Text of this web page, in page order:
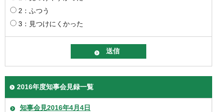
2：ふつう
3：見つけにくかった
2016年度知事会見録一覧
知事会見2016年4月4日